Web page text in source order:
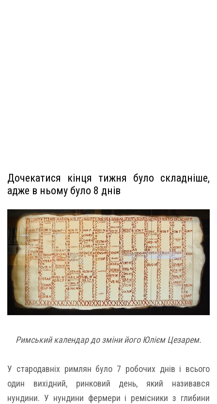
Дочекатися кінця тижня було складніше,
адже в ньому було 8 днів
Римський календар до зміни його Юлієм Цезарем.
У стародавніх римлян було 7 робочих днів і всього
один вихідний, ринковий день, який називався
нундини. У нундини фермери і ремісники з глибини